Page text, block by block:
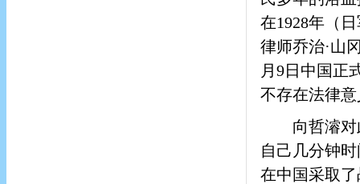
在1928年（
律师乔治·山
月9日中国正
不存在法律
向哲濬
自己几分钟
在中国采取